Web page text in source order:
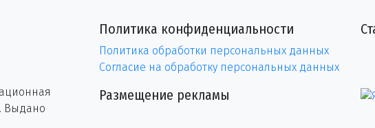
Выдано
Политика конфиденциальности
Политика обработки персональных данных
Согласие на обработку персональных данных
Размещение рекламы